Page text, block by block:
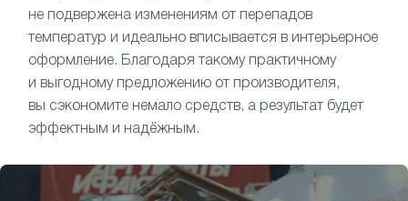
не подвержена изменениям от перепадов
температур и идеально вписывается в интерьерное
оформление. Благодаря такому практичному
и выгодному предложению от производителя,
вы сэкономите немало средств, а результат будет
эффектным и надёжным.